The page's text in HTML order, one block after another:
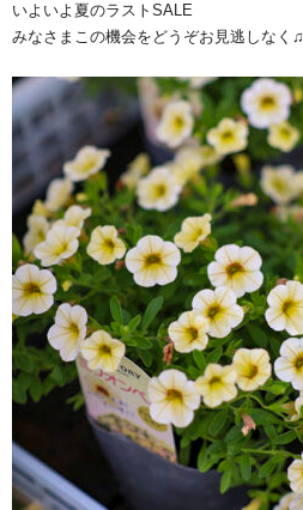
いよいよ夏のラストSALE
みなさまこの機会をどうぞお見逃しなく♫